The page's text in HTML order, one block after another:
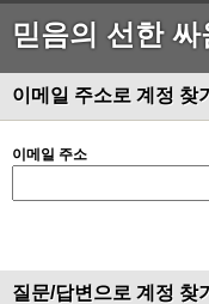
믿음의 선한 싸
이메일 주소로 계정 찾기
이메일 주소
질문/답변으로 계정 찾기